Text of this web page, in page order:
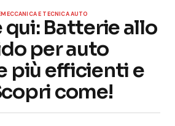
MECCANICA E TECNICA AUTO
qui: Batterie allo
per auto
più efficienti e
come!